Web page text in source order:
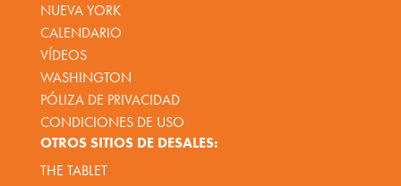
NUEVA YORK
CALENDARIO
VÍDEOS
WASHINGTON
PÓLIZA DE PRIVACIDAD
CONDICIONES DE USO
OTROS SITIOS DE DESALES:
THE TABLET